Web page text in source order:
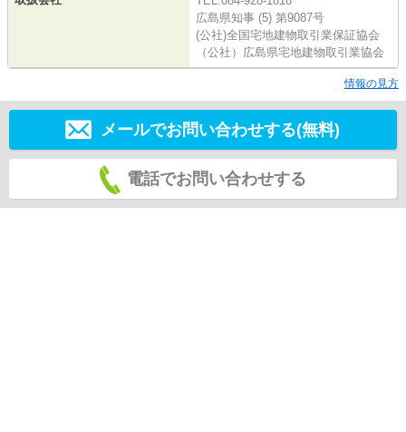
広島県知事 (5) 第9087号
(公社)全国宅地建物取引業保証協会
（公社）広島県宅地建物取引業協会
情報の見方
メールでお問い合わせする(無料)
電話でお問い合わせする